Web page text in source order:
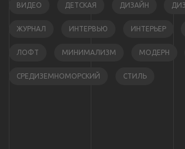
ВИДЕО ДЕТСКАЯ ДИЗАЙН
ЖУРНАЛ ИНТЕРВЬЮ ИНТЕРЬЕР
ЛОФТ МИНИМАЛИЗМ МОДЕРН
СРЕДИЗЕМНОМОРСКИЙ СТИЛЬ